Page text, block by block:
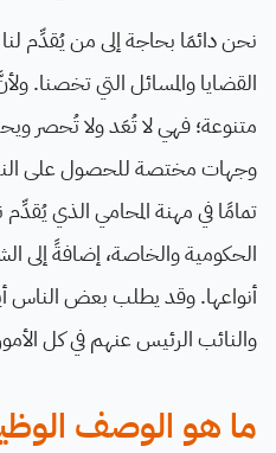
نحن دائمَا بحاجة إلى من يُقدِّم
القضايا والمسائل التي تخصنا.
متنوعة؛ فهي لا تُعَد ولا تُحصر
وجهات مختصة للحصول على
تمامًا في مهنة المحامي الذي يُقدِّم
الحكومية والخاصة، إضافةً إلى
أنواعها. وقد يطلب بعض الناس
والنائب الرئيس عنهم في كل
ما هو الوصف